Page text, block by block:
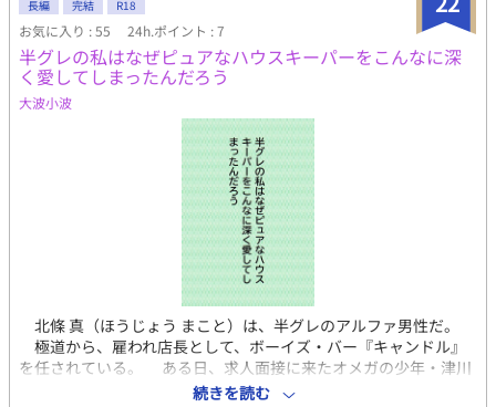
ンル】 ファンタジー・ラブラブ・ギャグ・切ない・ハピエン・子
作り・城もの 【メインCP】 攻め・ユキ(ａ) 獣人族の王族。とって
もお金持ちのボンボン！社交の場ではなんでもそつなくこなせる
スパダリ風味の美青年なのに、日常生活ではちょっと自分の世界
強めの天然くん。獣人調査のためにやってきたハルに一目惚れ
し、結婚して！！！おれの子供産んで！！と迫る。モフモフの耳
と尻尾がチャームポイント。ハルのことを運命のつがいだと言い
張っている。 受け・ハル(Ω) 普通の大学院生。幼い頃から獣人族
に憧れていて、大好きすぎて院でも専攻している。幼稚園のアル
バムには「じゅうじんぞくのおよめさんになりたい」なんて書い
ていたのに、いざそれが現実になると…！？！？ものすごい面食
い。ユキの顔が好き。 それぞれのお話の題名に、 ちょっとえっち
なやつ* えっちなやつ** すごくえっちなやつ*** で印を付けてい
ます。 ⚠️攻めが受けの性器、アヌスを舐める表現が度々ありま
す。苦手な方はお気を付けください。 FANBOX開設しました🎈 ・
ボツネタ何本か ・ボツネタ🔞ペニスリング 拘束棒(未完結) そし
て秘密の番外編もいち早く読めるかも…？ 「本編完結目前」のお
祭りに乗じて、これまで放出できなかった小ネタや、プロットな
どを投稿したので、継続支援というよりかは「買い切り」のイメ
長編 完結 R18
お気に入り : 55 24h.ポイント : 7
半グレの私はなぜピュアなハウスキーパーをこんなに深
く愛してしまったんだろう
大波小波
北條 真（ほうじょう まこと）は、半グレのアルファ男性だ。
極道から、雇われ店長として、ボーイズ・バー『キャンドル』
を任されている。 ある日、求人面接に来たオメガの少年・津川
杏（つがわ きょう）と出会う。 愛くるしい杏を、真は自分のハ
続きを読む